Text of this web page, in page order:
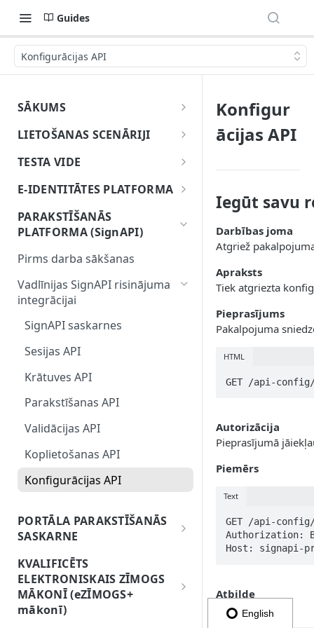
Guides
Konfigurācijas API
SĀKUMS
Uzsāc darbu ar eParakstu
LIETOŠANAS SCENĀRIJI
Dokumentu parakstīšanas
lietošanas gadījums
Identitātes pārbaudes un
parakstīšanas lietojuma
gadījums
identitātes pārbaude
2. Elektroniskā paraksta
sagatavošana
3. Parakstīšanas operācija
Pārlūkprogrammas
lietošanas gadījums
TESTA VIDE
Par testa vidi
Kā izveidot eParaksts mobile
testa lietotāju
E-IDENTITĀTES PLATFORMA
Pirms darba sākšanas
Vadlīnijas elektroniskās
identitātes pārbaudes un
attālinātās parakstīšanas
risinājumu integrācijai
e-Identitātes platformas
komponentes
e-Identitātes platformas
pamati
OAuth2.0 konfigurācija
OAuth2.0 autorizācijas API
Lietotāja informācijas
nodrošinātāja API
Elektroniskā paraksta
Identitātes sniedzēja API
PARAKSTĪŠANĀS
PLATFORMA (SignAPI)
Pirms darba sākšanas
Vadlīnijas SignAPI risinājuma
integrācijai
SignAPI saskarnes
Sesijas API
Krātuves API
Parakstīšanas API
Validācijas API
Koplietošanas API
Konfigurācijas API
PORTĀLA PARAKSTĪŠANĀS
SASKARNE
PortalSign integrācijas vadlīnijas
PortalSign integrācijas resursi
KVALIFICĒTS
ELEKTRONISKAIS ZĪMOGS
MĀKONĪ (eZĪMOGS+
mākonī)
Konfigur
ācijas API
Iegūt savu
Darbības joma
Atgriež
Apraksts
Tiek atgriezta
Pieprasījums
Pakalpojuma
HTML
GET /api-
Autorizācija
Pieprasījumā
Piemērs
Text
GET /api-
Authorization:
Host: signapi-
Atbilde
JSON objekts:
English